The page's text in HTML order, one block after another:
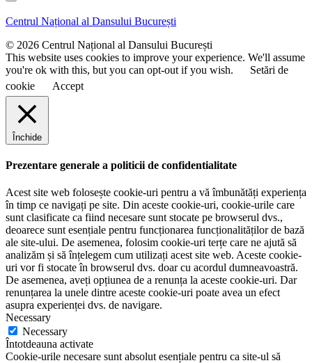
m
e
Centrul Național al Dansului București
© 2026 Centrul Național al Dansului București
This website uses cookies to improve your experience. We'll assume
you're ok with this, but you can opt-out if you wish.
Setări de
cookie
Accept
Închide
Prezentare generale a politicii de confidentialitate
Acest site web folosește cookie-uri pentru a vă îmbunătăți experiența
în timp ce navigați pe site. Din aceste cookie-uri, cookie-urile care
sunt clasificate ca fiind necesare sunt stocate pe browserul dvs.,
deoarece sunt esențiale pentru funcționarea funcționalităților de bază
ale site-ului. De asemenea, folosim cookie-uri terțe care ne ajută să
analizăm și să înțelegem cum utilizați acest site web. Aceste cookie-
uri vor fi stocate în browserul dvs. doar cu acordul dumneavoastră.
De asemenea, aveți opțiunea de a renunța la aceste cookie-uri. Dar
renunțarea la unele dintre aceste cookie-uri poate avea un efect
asupra experienței dvs. de navigare.
Necessary
Necessary
Întotdeauna activate
Cookie-urile necesare sunt absolut esențiale pentru ca site-ul să